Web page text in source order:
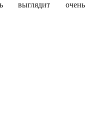
выглядит очень